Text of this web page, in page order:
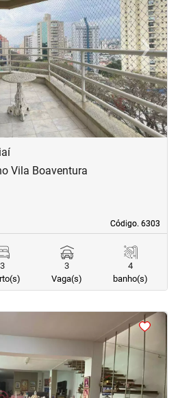
›Next
Código. 6303
Código. 6303
Vila Boaventura
3
3
Vaga(s)
4
banho(s)